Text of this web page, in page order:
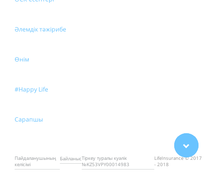
Әлемдік тәжірибе
Өнім
#Happy Life
Сарапшы
Пайдаланушының
келісімі
БайланысТіркеу туралы куәлік
№KZ53VPY00014983
LifeInsurance © 2017
- 2018